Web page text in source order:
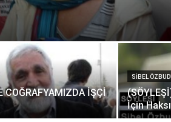
COĞRAFYAMIZDA İŞÇİ
SIBEL
İçin